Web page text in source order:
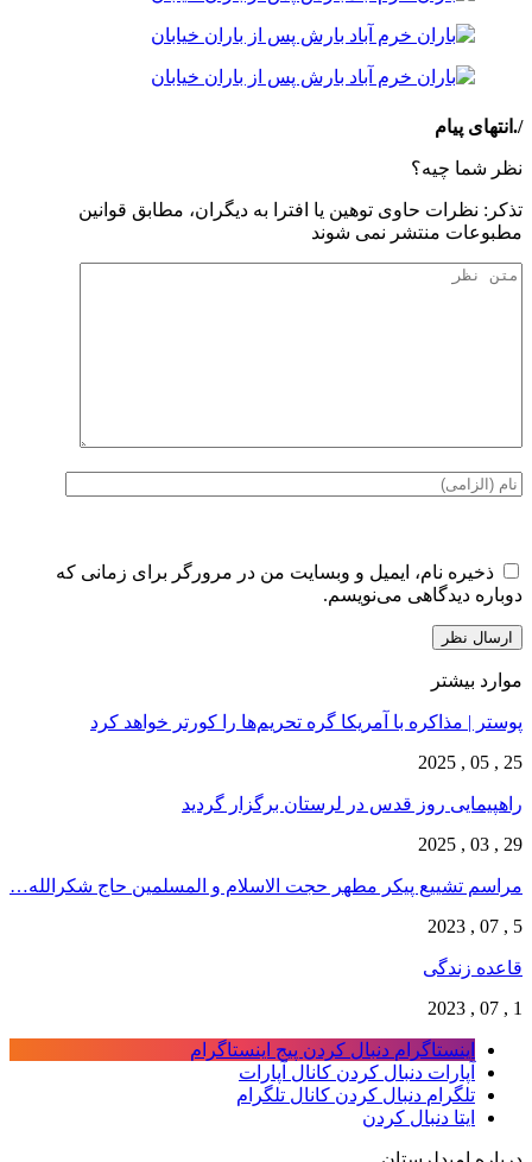
/.انتهای پیام
نظر شما چیه؟
تذكر: نظرات حاوی توهين يا افترا به ديگران، مطابق قوانين
مطبوعات منتشر نمی شوند
ذخیره نام، ایمیل و وبسایت من در مرورگر برای زمانی که
دوباره دیدگاهی می‌نویسم.
موارد بیشتر
پوستر | مذاکره با آمریکا گره تحریم‌ها را کورتر خواهد کرد
25 , 05 , 2025
راهپیمایی روز قدس در لرستان برگزار گردید
29 , 03 , 2025
مراسم تشییع پیکر مطهر حجت الاسلام و المسلمین حاج شکرالله…
5 , 07 , 2023
قاعده زندگی
1 , 07 , 2023
اینستاگرام دنبال کردن پیج اینستاگرام
آپارات دنبال کردن کانال آپارات
تلگرام دنبال کردن کانال تلگرام
ایتا دنبال کردن